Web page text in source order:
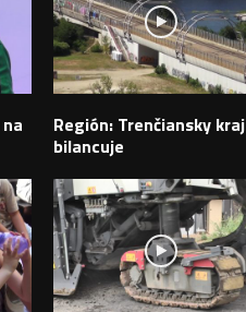
Región: Trenčiansky kraj
bilancuje